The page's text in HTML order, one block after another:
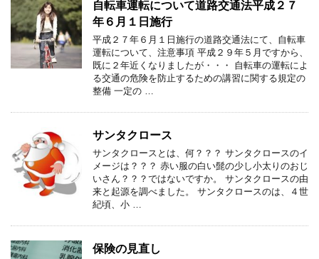
自転車運転について道路交通法平成２７
年６月１日施行
平成２７年６月１日施行の道路交通法にて、自転車
運転について、注意事項 平成２９年５月ですから、
既に２年近くなりましたが・・・ 自転車の運転によ
る交通の危険を防止するための講習に関する規定の
整備 一定の …
サンタクロース
サンタクロースとは、何？？？ サンタクロースのイ
メージは？？？ 赤い服の白い髭の少し小太りのおじ
いさん？？？ではないですか。 サンタクロースの由
来と起源を調べました。 サンタクロースのは、４世
紀頃、小 …
保険の見直し